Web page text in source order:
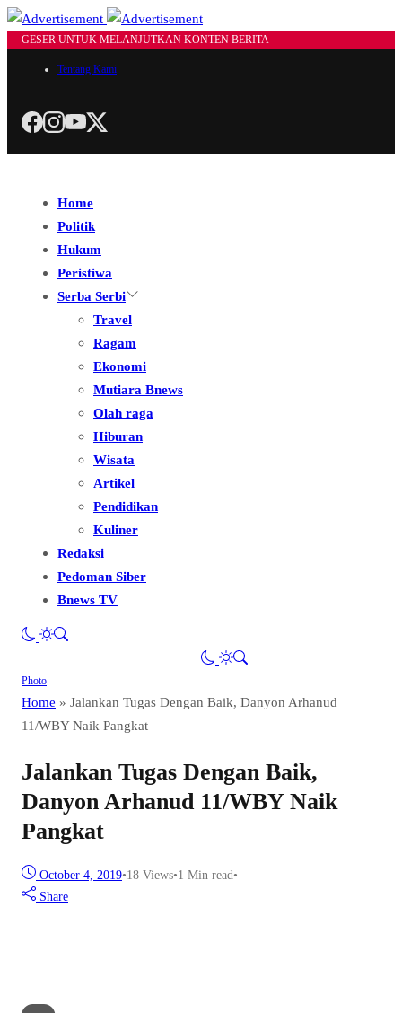
GESER UNTUK MELANJUTKAN KONTEN BERITA
Tentang Kami
Home
Politik
Hukum
Peristiwa
Serba Serbi
Travel
Ragam
Ekonomi
Mutiara Bnews
Olah raga
Hiburan
Wisata
Artikel
Pendidikan
Kuliner
Redaksi
Pedoman Siber
Bnews TV
Photo
Home » Jalankan Tugas Dengan Baik, Danyon Arhanud
11/WBY Naik Pangkat
Jalankan Tugas Dengan Baik,
Danyon Arhanud 11/WBY Naik
Pangkat
October 4, 2019•18 Views•1 Min read•
Share